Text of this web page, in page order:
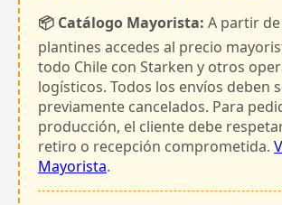
📦 Catálogo Mayorista: A partir
plantines accedes al precio
todo Chile con Starken y otros
logísticos. Todos los envíos deben
previamente cancelados. Para
producción, el cliente debe
retiro o recepción comprometida.
Mayorista.